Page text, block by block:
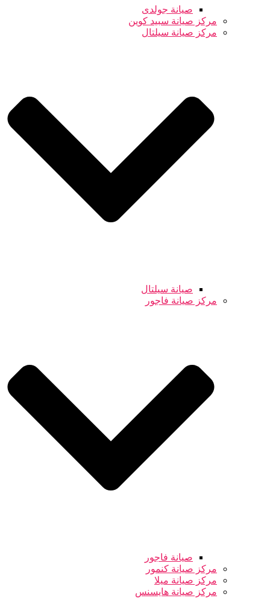
صيانة جولدى
مركز صيانة سبيد كوين
مركز صيانة سيلتال
صيانة سيلتال
مركز صيانة فاجور
صيانة فاجور
مركز صيانة كنمور
مركز صيانة ميلا
مركز صيانة هايسنس